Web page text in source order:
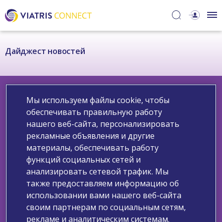
Дайджест новостей
Узнайте больше о нас
Свяжитесь с нами
Сообщите о нежелательном явлении
Запрос медицинской информации
Политика обработки персональных данных
Уведомление компании Viatris о файлах cookie
Условия использования
Copyright ©2025 Viatris. Все права защищены.
Мы используем файлы cookie, чтобы
обеспечивать правильную работу
нашего веб-сайта, персонализировать
рекламные объявления и другие
материалы, обеспечивать работу
функций социальных сетей и
анализировать сетевой трафик. Мы
также предоставляем информацию об
использовании вами нашего веб-сайта
своим партнерам по социальным сетям,
рекламе и аналитическим системам.